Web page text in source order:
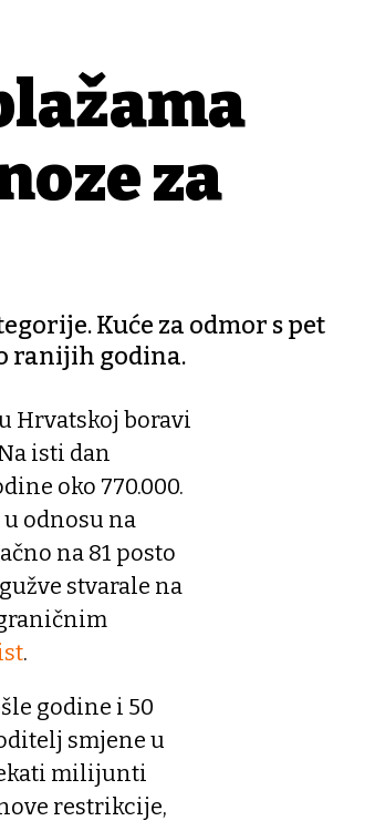
za
Kuće za odmor s pet
ranijih godina.
Hrvatskoj boravi
isti dan
oko 770.000.
odnosu na
na 81 posto
stvarale na
.
godine i 50
smjene u
milijunti
restrikcije,